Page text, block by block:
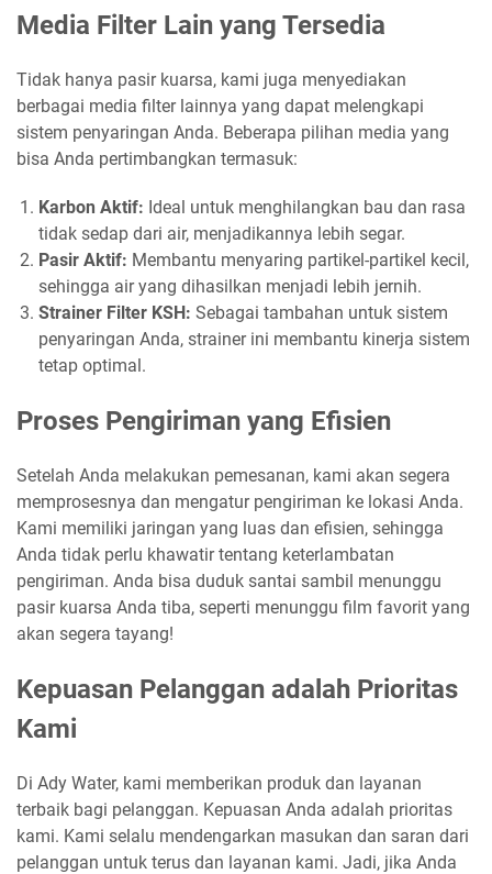
Media Filter Lain yang Tersedia
Tidak hanya pasir kuarsa, kami juga menyediakan
berbagai media filter lainnya yang dapat melengkapi
sistem penyaringan Anda. Beberapa pilihan media yang
bisa Anda pertimbangkan termasuk:
Karbon Aktif: Ideal untuk menghilangkan bau dan rasa
tidak sedap dari air, menjadikannya lebih segar.
Pasir Aktif: Membantu menyaring partikel-partikel kecil,
sehingga air yang dihasilkan menjadi lebih jernih.
Strainer Filter KSH: Sebagai tambahan untuk sistem
penyaringan Anda, strainer ini membantu kinerja sistem
tetap optimal.
Proses Pengiriman yang Efisien
Setelah Anda melakukan pemesanan, kami akan segera
memprosesnya dan mengatur pengiriman ke lokasi Anda.
Kami memiliki jaringan yang luas dan efisien, sehingga
Anda tidak perlu khawatir tentang keterlambatan
pengiriman. Anda bisa duduk santai sambil menunggu
pasir kuarsa Anda tiba, seperti menunggu film favorit yang
akan segera tayang!
Kepuasan Pelanggan adalah Prioritas
Kami
Di Ady Water, kami memberikan produk dan layanan
terbaik bagi pelanggan. Kepuasan Anda adalah prioritas
kami. Kami selalu mendengarkan masukan dan saran dari
pelanggan untuk terus dan layanan kami. Jadi, jika Anda